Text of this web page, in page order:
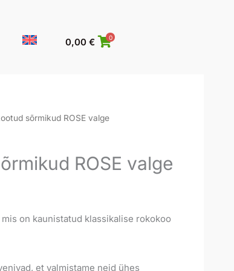
0,00€ 0
sõrmikud ROSE valge
ROSE valge
on kaunistatud klassikalise rokokoo
et valmistame neid ühes